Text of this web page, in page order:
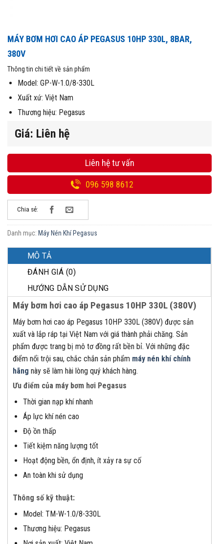
MÁY BƠM HƠI CAO ÁP PEGASUS 10HP 330L, 8BAR,
380V
Thông tin chi tiết về sản phẩm
Model: GP-W-1.0/8-330L
Xuất xứ: Việt Nam
Thương hiệu: Pegasus
Giá: Liên hệ
Liên hệ tư vấn
096 598 8612
Chia sẻ:
Danh mục: Máy Nén Khí Pegasus
MÔ TẢ
ĐÁNH GIÁ (0)
HƯỚNG DẪN SỬ DỤNG
Máy bơm hơi cao áp Pegasus 10HP 330L (380V)
Máy bơm hơi cao áp Pegasus 10HP 330L (380V) được sản
xuất và lắp ráp tại Việt Nam với giá thành phải chăng. Sản
phẩm được trang bị mô tơ đồng rất bền bỉ. Với những đặc
điểm nổi trội sau, chắc chắn sản phẩm máy nén khí chính
hãng này sẽ làm hài lòng quý khách hàng.
Ưu điểm của máy bơm hơi Pegasus
Thời gian nạp khí nhanh
Áp lực khí nén cao
Độ ồn thấp
Tiết kiệm năng lượng tốt
Hoạt động bền, ổn định, ít xảy ra sự cố
An toàn khi sử dụng
Thông số kỹ thuật:
Model: TM-W-1.0/8-330L
Thương hiệu: Pegasus